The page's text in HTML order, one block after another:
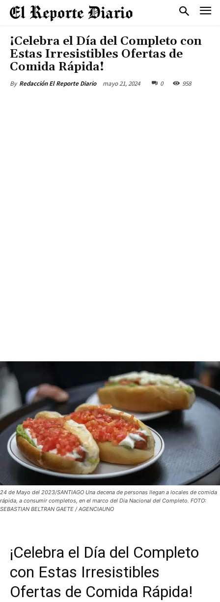
¡Celebra el Día del Completo con
Estas Irresistibles Ofertas de
Comida Rápida!
By Redacción El Reporte Diario mayo 21, 2024 0 958
24 de Mayo del 2023/SANTIAGO Una decena de personas llegan a locales de comida
rápida, a consumir completos, en el marco del Dia Nacional del Completo. FOTO:
SEBASTIAN BELTRAN GAETE / AGENCIAUNO
¡Celebra el Día del Completo
con Estas Irresistibles
Ofertas de Comida Rápida!